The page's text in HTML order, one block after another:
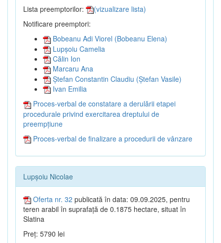
Lista preemptorilor:
(vizualizare lista)
Notificare preemptori:
Bobeanu Adi Viorel (Bobeanu Elena)
Lupșoiu Camelia
Călin Ion
Marcaru Ana
Ștefan Constantin Claudiu (Ștefan Vasile)
Ivan Emilia
Proces-verbal de constatare a derulării etapei
procedurale privind exercitarea dreptului de
preempțiune
Proces-verbal de finalizare a procedurii de vânzare
Lupșoiu Nicolae
Oferta nr. 32 publicată în data: 09.09.2025, pentru
teren arabil în suprafață de 0.1875 hectare, situat în
Slatina
Preț: 5790 lei